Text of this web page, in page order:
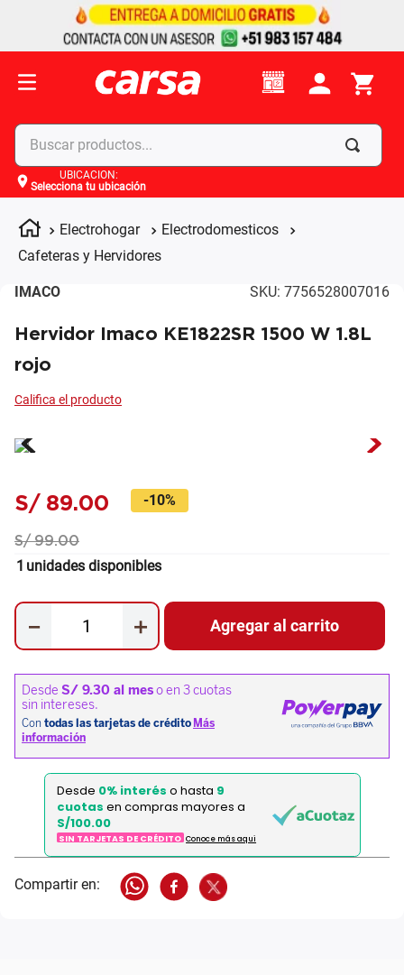
Buscar productos...
UBICACIÓN:
Selecciona tu ubicación
Electrohogar
Electrodomesticos
Cafeteras y Hervidores
IMACO SKU: 7756528007016
Hervidor Imaco KE1822SR 1500 W 1.8L
rojo
S/ 89.00 -10%
S/ 99.00
1 unidades disponibles
＋
－ Agregar al carrito
Desde 0% interés o hasta 9
cuotas en compras mayores a
S/100.00
SIN TARJETAS DE CRÉDITO Conoce más aqui
Términos más buscados
celulares
2.
moto
3.